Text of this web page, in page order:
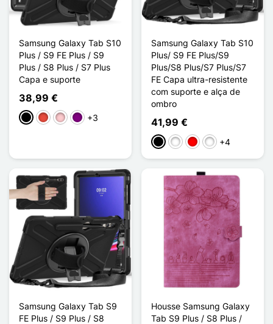
Samsung Galaxy Tab S10
Plus / S9 FE Plus / S9
Plus / S8 Plus / S7 Plus
Capa e suporte
38,99 €
PretoVermelho
RosaPúrpura
+3
Samsung Galaxy Tab S10
Plus/ S9 FE Plus/S9
Plus/S8 Plus/S7 Plus/S7
FE Capa ultra-resistente
com suporte e alça de
ombro
41,99 €
PretoRose / Blanc
Rouge / Noir
Bleu / Noir
+4
Samsung Galaxy Tab S9
FE Plus / S9 Plus / S8
Housse Samsung Galaxy
Tab S9 Plus / S8 Plus /